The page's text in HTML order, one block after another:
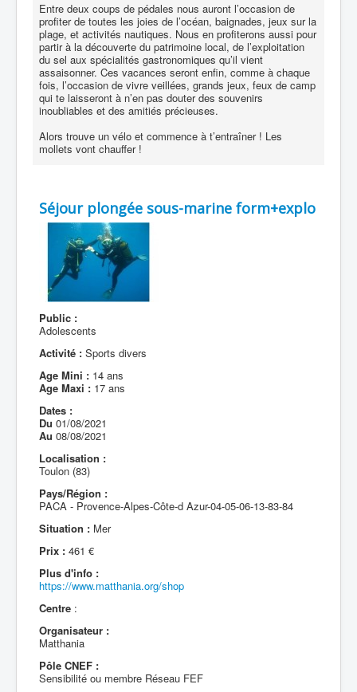
Entre deux coups de pédales nous auront l’occasion de
profiter de toutes les joies de l’océan, baignades, jeux sur la
plage, et activités nautiques. Nous en profiterons aussi pour
partir à la découverte du patrimoine local, de l’exploitation
du sel aux spécialités gastronomiques qu’il vient
assaisonner. Ces vacances seront enfin, comme à chaque
fois, l’occasion de vivre veillées, grands jeux, feux de camp
qui te laisseront à n’en pas douter des souvenirs
inoubliables et des amitiés précieuses.
Alors trouve un vélo et commence à t’entraîner ! Les
mollets vont chauffer !
Séjour plongée sous-marine form+explo
Public :
Adolescents
Activité : Sports divers
Age Mini : 14 ans
Age Maxi : 17 ans
Dates :
Du 01/08/2021
Au 08/08/2021
Localisation :
Toulon (83)
Pays/Région :
PACA - Provence-Alpes-Côte-d Azur-04-05-06-13-83-84
Situation : Mer
Prix : 461 €
Plus d'info :
https://www.matthania.org/shop
Centre :
Organisateur :
Matthania
Pôle CNEF :
Sensibilité ou membre Réseau FEF